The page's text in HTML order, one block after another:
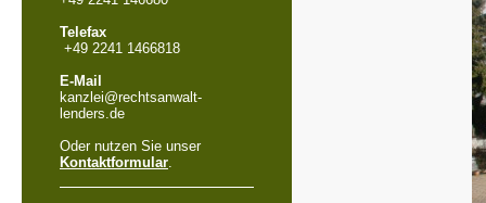
Telefax
+49 2241 1466818
E-Mail
kanzlei@rechtsanwalt-
lenders.de
Oder nutzen Sie unser
Kontaktformular.